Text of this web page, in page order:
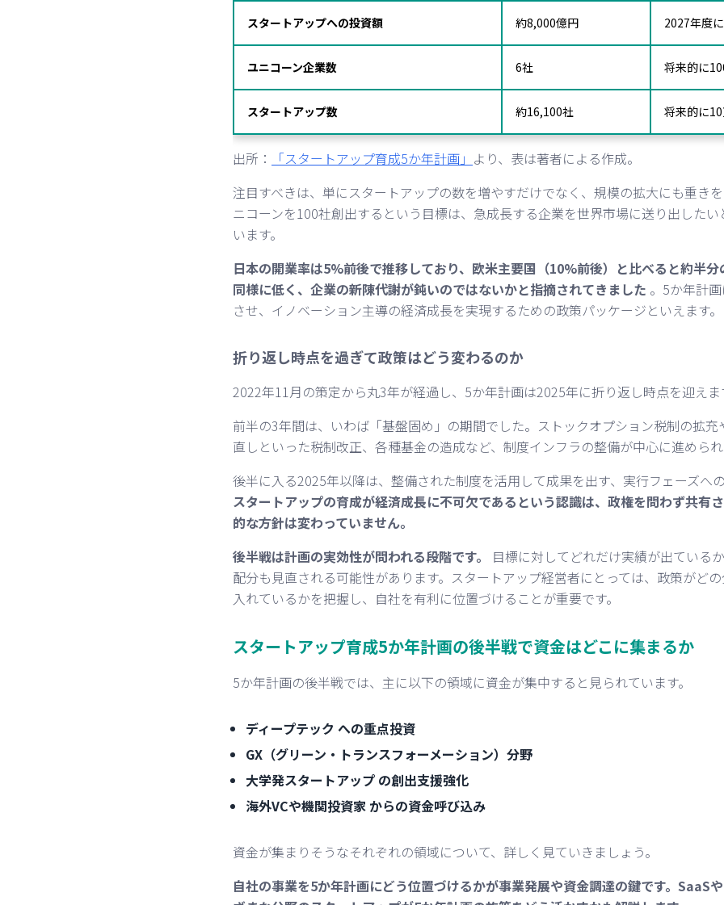
スタートアップへの投資額 約8,000億円 2027年度
ユニコーン企業数 6社 将来的に
スタートアップ数 約16,100社 将来的に
出所： 「スタートアップ育成5か年計画」 より、表は著者による作成。
注目すべきは、単にスタートアップの数を増やすだけでなく、規模の拡大にも重き
ニコーンを100社創出するという目標は、急成長する企業を世界市場に送り出した
います。
日本の開業率は5%前後で推移しており、欧米主要国（10%前後）と比べると約半分
同様に低く、企業の新陳代謝が鈍いのではないかと指摘されてきました 。5か年計
させ、イノベーション主導の経済成長を実現するための政策パッケージといえます。
折り返し時点を過ぎて政策はどう変わるのか
2022年11月の策定から丸3年が経過し、5か年計画は2025年に折り返し時点を迎えま
前半の3年間は、いわば「基盤固め」の期間でした。ストックオプション税制の拡
直しといった税制改正、各種基金の造成など、制度インフラの整備が中心に進められ
後半に入る2025年以降は、整備された制度を活用して成果を出す、実行フェーズへ
スタートアップの育成が経済成長に不可欠であるという認識は、政権を問わず共有
的な方針は変わっていません。
後半戦は計画の実効性が問われる段階です。
目標に対してどれだけ実績が出ている
配分も見直される可能性があります。スタートアップ経営者にとっては、政策がど
入れているかを把握し、自社を有利に位置づけることが重要です。
スタートアップ育成5か年計画の後半戦で資金はどこに集まるか
5か年計画の後半戦では、主に以下の領域に資金が集中すると見られています。
ディープテック への重点投資
GX（グリーン・トランスフォーメーション）分野
大学発スタートアップ の創出支援強化
海外VCや機関投資家 からの資金呼び込み
資金が集まりそうなそれぞれの領域について、詳しく見ていきましょう。
自社の事業を5か年計画にどう位置づけるかが事業発展や資金調達の鍵です。SaaS